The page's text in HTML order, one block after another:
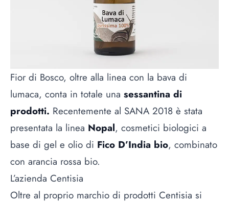
Fior di Bosco, oltre alla linea con la bava di
lumaca, conta in totale una sessantina di
prodotti. Recentemente al SANA 2018 è stata
presentata la linea Nopal, cosmetici biologici a
base di gel e olio di Fico D’India bio, combinato
con arancia rossa bio.
L’azienda Centisia
Oltre al proprio marchio di prodotti Centisia si